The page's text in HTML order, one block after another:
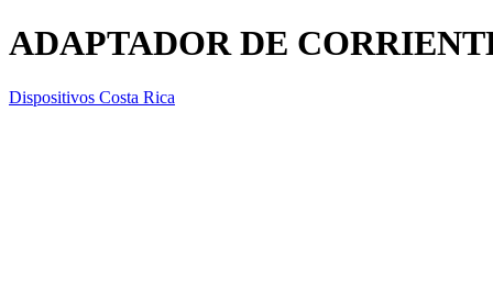
ADAPTADOR DE
Dispositivos Costa Rica